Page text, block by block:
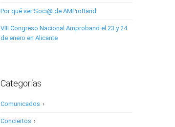
Por qué ser Soci@ de AMProBand
VIII Congreso Nacional Amproband el 23 y 24
de enero en Alicante
Categorías
›
Comunicados
›
Conciertos